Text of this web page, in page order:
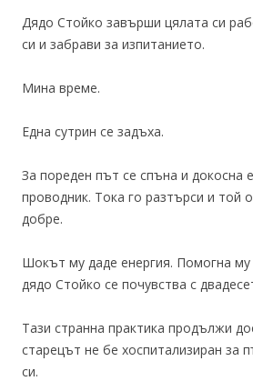
Дядо Стойко завърши цялата си
си и забрави за изпитанието.
Мина време.
Една сутрин се задъха.
За пореден път се спъна и докосна
проводник. Тока го разтърси и той
добре.
Шокът му даде енергия. Помогна
дядо Стойко се почувства с
Тази странна практика продължи
старецът не бе хоспитализиран за
си.